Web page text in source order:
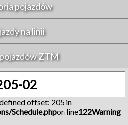
pojazdów
na linii
ZTM
02
offset: 205 in
Schedule.phpon line122Warning